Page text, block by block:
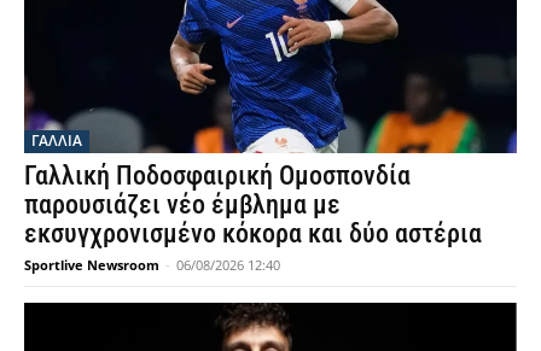
ΓΑΛΛΙΑ
Γαλλική Ποδοσφαιρική Ομοσπονδία
παρουσιάζει νέο έμβλημα με
εκσυγχρονισμένο κόκορα και δύο αστέρια
Sportlive Newsroom - 06/08/2026 12:40